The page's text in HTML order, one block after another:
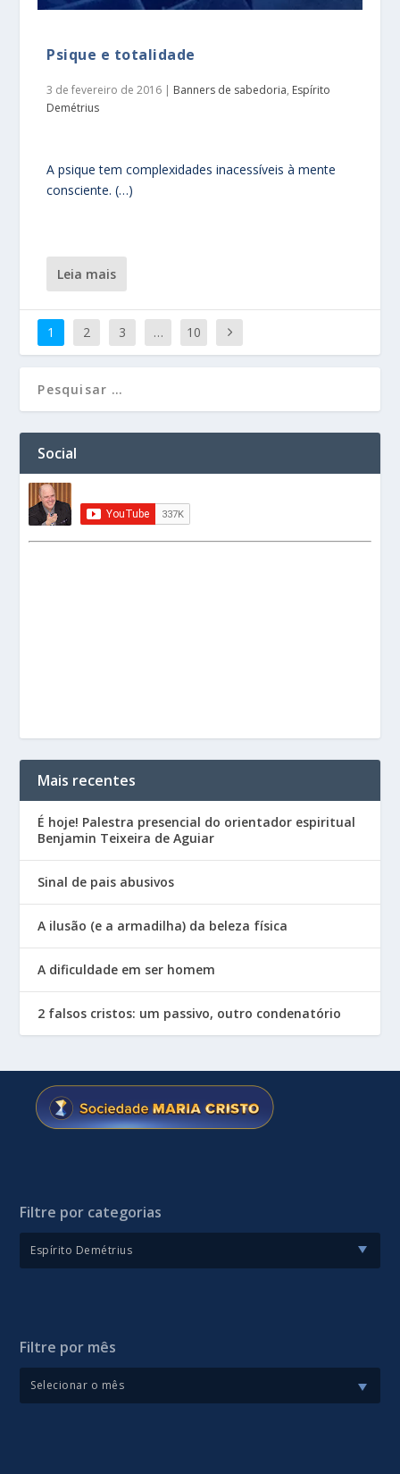
Psique e totalidade
3 de fevereiro de 2016 | Banners de sabedoria, Espírito
Demétrius
A psique tem complexidades inacessíveis à mente
consciente. (…)
leia mais
1 2 3 … 10
Social
Mais recentes
É hoje! Palestra presencial do orientador espiritual
Benjamin Teixeira de Aguiar
Sinal de pais abusivos
A ilusão (e a armadilha) da beleza física
A dificuldade em ser homem
2 falsos cristos: um passivo, outro condenatório
Filtre por categorias
Filtre por mês